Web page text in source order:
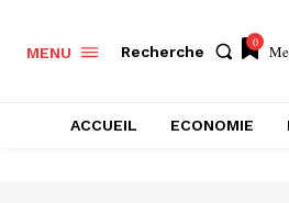
MENU Recherche
0
ACCUEIL ECONOMIE